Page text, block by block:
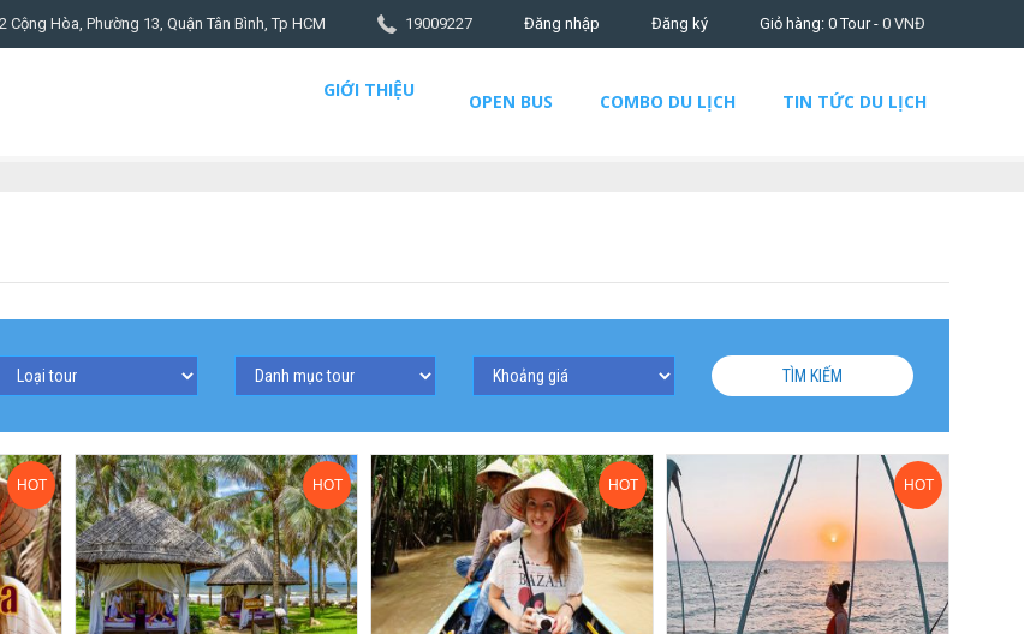
Cộng Hòa, Phường 13, Quận Tân Bình, Tp HCM 19009227 Đăng nhập Đăng ký Giỏ hàng: 0 Tour - 0 VNĐ
GIỚI THIỆU
OPEN BUS COMBO DU LỊCH TIN TỨC DU LỊCH
TÌM KIẾM
HOT HOT HOT HOT